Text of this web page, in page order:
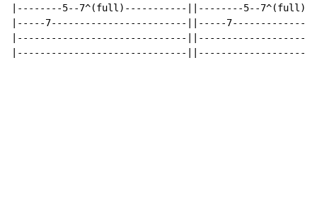
|--------5--7^(full)-----------||--------5--
|-----7------------------------||-----
|------------------------------
|------------------------------